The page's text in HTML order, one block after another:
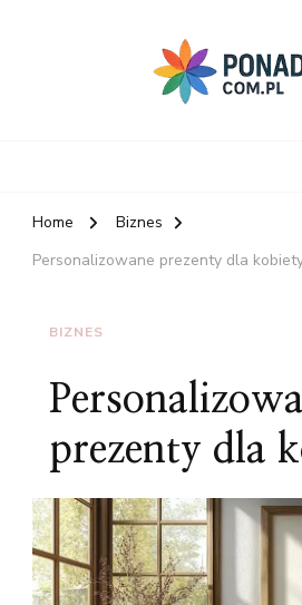
Home
Biznes
Personalizowane prezenty dla
BIZNES
prezenty dla